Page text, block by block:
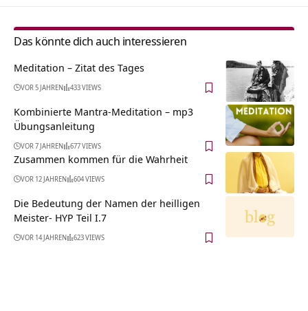
Das könnte dich auch interessieren
Meditation – Zitat des Tages
VOR 5 JAHREN 433 VIEWS
Kombinierte Mantra-Meditation – mp3
Übungsanleitung
VOR 7 JAHREN 677 VIEWS
Zusammen kommen für die Wahrheit
VOR 12 JAHREN 604 VIEWS
Die Bedeutung der Namen der heilligen
Meister- HYP Teil I.7
VOR 14 JAHREN 623 VIEWS